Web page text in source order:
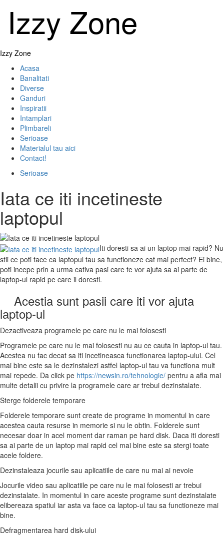
contentIzzy Zone
Primary
Izzy Zone
Acasa
Banalitati
Diverse
Ganduri
Inspiratii
Intamplari
Plimbareli
Serioase
Materialul tau aici
Contact!
Serioase
Iata ce iti incetineste
laptopul
Iti doresti sa ai un laptop mai rapid? Nu
stii ce poti face ca laptopul tau sa functioneze cat mai perfect? Ei bine,
poti incepe prin a urma cativa pasi care te vor ajuta sa ai parte de
laptop-ul rapid pe care il doresti.
Acestia sunt pasii care iti vor ajuta
laptop-ul
Dezactiveaza programele pe care nu le mai folosesti
Programele pe care nu le mai folosesti nu au ce cauta in laptop-ul tau.
Acestea nu fac decat sa iti incetineasca functionarea laptop-ului. Cel
mai bine este sa le dezinstalezi astfel laptop-ul tau va functiona mult
mai repede. Da click pe https://newsin.ro/tehnologie/ pentru a afla mai
multe detalii cu privire la programele care ar trebui dezinstalate.
Sterge folderele temporare
Folderele temporare sunt create de programe in momentul in care
acestea cauta resurse in memorie si nu le obtin. Folderele sunt
necesar doar in acel moment dar raman pe hard disk. Daca iti doresti
sa ai parte de un laptop mai rapid cel mai bine este sa stergi toate
acele foldere.
Dezinstaleaza jocurile sau aplicatiile de care nu mai ai nevoie
Jocurile video sau aplicatiile pe care nu le mai folosesti ar trebui
dezinstalate. In momentul in care aceste programe sunt dezinstalate
elibereaza spatiul iar asta va face ca laptop-ul tau sa functioneze mai
bine.
Defragmentarea hard disk-ului